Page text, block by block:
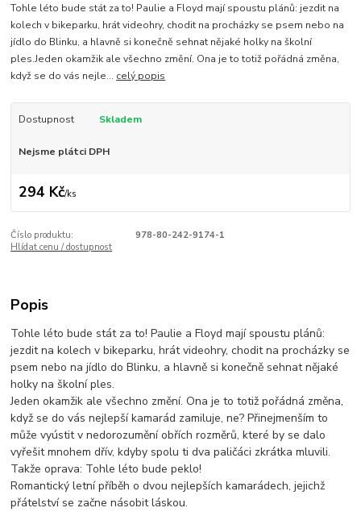
Tohle léto bude stát za to! Paulie a Floyd mají spoustu plánů: jezdit na
kolech v bikeparku, hrát videohry, chodit na procházky se psem nebo na
jídlo do Blinku, a hlavně si konečně sehnat nějaké holky na školní
ples.Jeden okamžik ale všechno změní. Ona je to totiž pořádná změna,
když se do vás nejle... celý popis
Dostupnost Skladem
Nejsme plátci DPH
294 Kč/ks
Číslo produktu:
978-80-242-9174-1
Hlídat cenu / dostupnost
Popis
Tohle léto bude stát za to! Paulie a Floyd mají spoustu plánů:
jezdit na kolech v bikeparku, hrát videohry, chodit na procházky se
psem nebo na jídlo do Blinku, a hlavně si konečně sehnat nějaké
holky na školní ples.
Jeden okamžik ale všechno změní. Ona je to totiž pořádná změna,
když se do vás nejlepší kamarád zamiluje, ne? Přinejmenším to
může vyústit v nedorozumění obřích rozměrů, které by se dalo
vyřešit mnohem dřív, kdyby spolu ti dva paličáci zkrátka mluvili.
Takže oprava: Tohle léto bude peklo!
Romantický letní příběh o dvou nejlepších kamarádech, jejichž
přátelství se začne násobit láskou.